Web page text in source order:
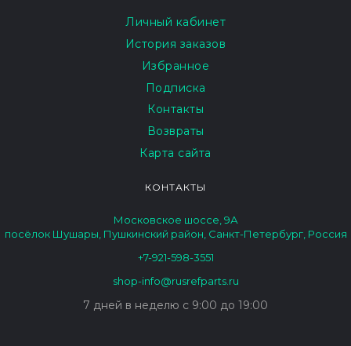
Личный кабинет
История заказов
Избранное
Подписка
Контакты
Возвраты
Карта сайта
КОНТАКТЫ
Московское шоссе, 9А
посёлок Шушары, Пушкинский район, Санкт-Петербург, Россия
+7-921-598-3551
shop-info@rusrefparts.ru
7 дней в неделю с 9:00 до 19:00